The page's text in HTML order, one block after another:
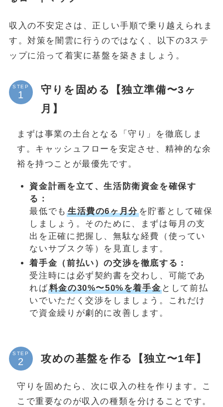
収入の不安定さは、正しい手順で乗り越えられま
す。対策を闇雲に行うのではなく、以下の3ステ
ップに沿って着実に基盤を築きましょう。
STEP
守りを固める【独立準備〜3ヶ
月】
まずは事業の土台となる「守り」を徹底しま
す。キャッシュフローを安定させ、精神的な余
裕を持つことが最優先です。
資金計画を立て、生活防衛資金を確保す
る：
最低でも 生活費の6ヶ月分を貯蓄として確保
しましょう。そのために、まずは毎月の支
出を正確に把握し、無駄な経費（使ってい
ないサブスク等）を見直します。
着手金（前払い）の交渉を徹底する：
受注時には必ず契約書を交わし、可能であ
れば料金の30%〜50%を着手金 として前払
いでいただく交渉をしましょう。これだけ
で資金繰りが劇的に改善します。
STEP 攻めの基盤を作る【独立〜1年】
守りを固めたら、次に収入の柱を作ります。こ
こで重要なのが収入の種類を分けることです。